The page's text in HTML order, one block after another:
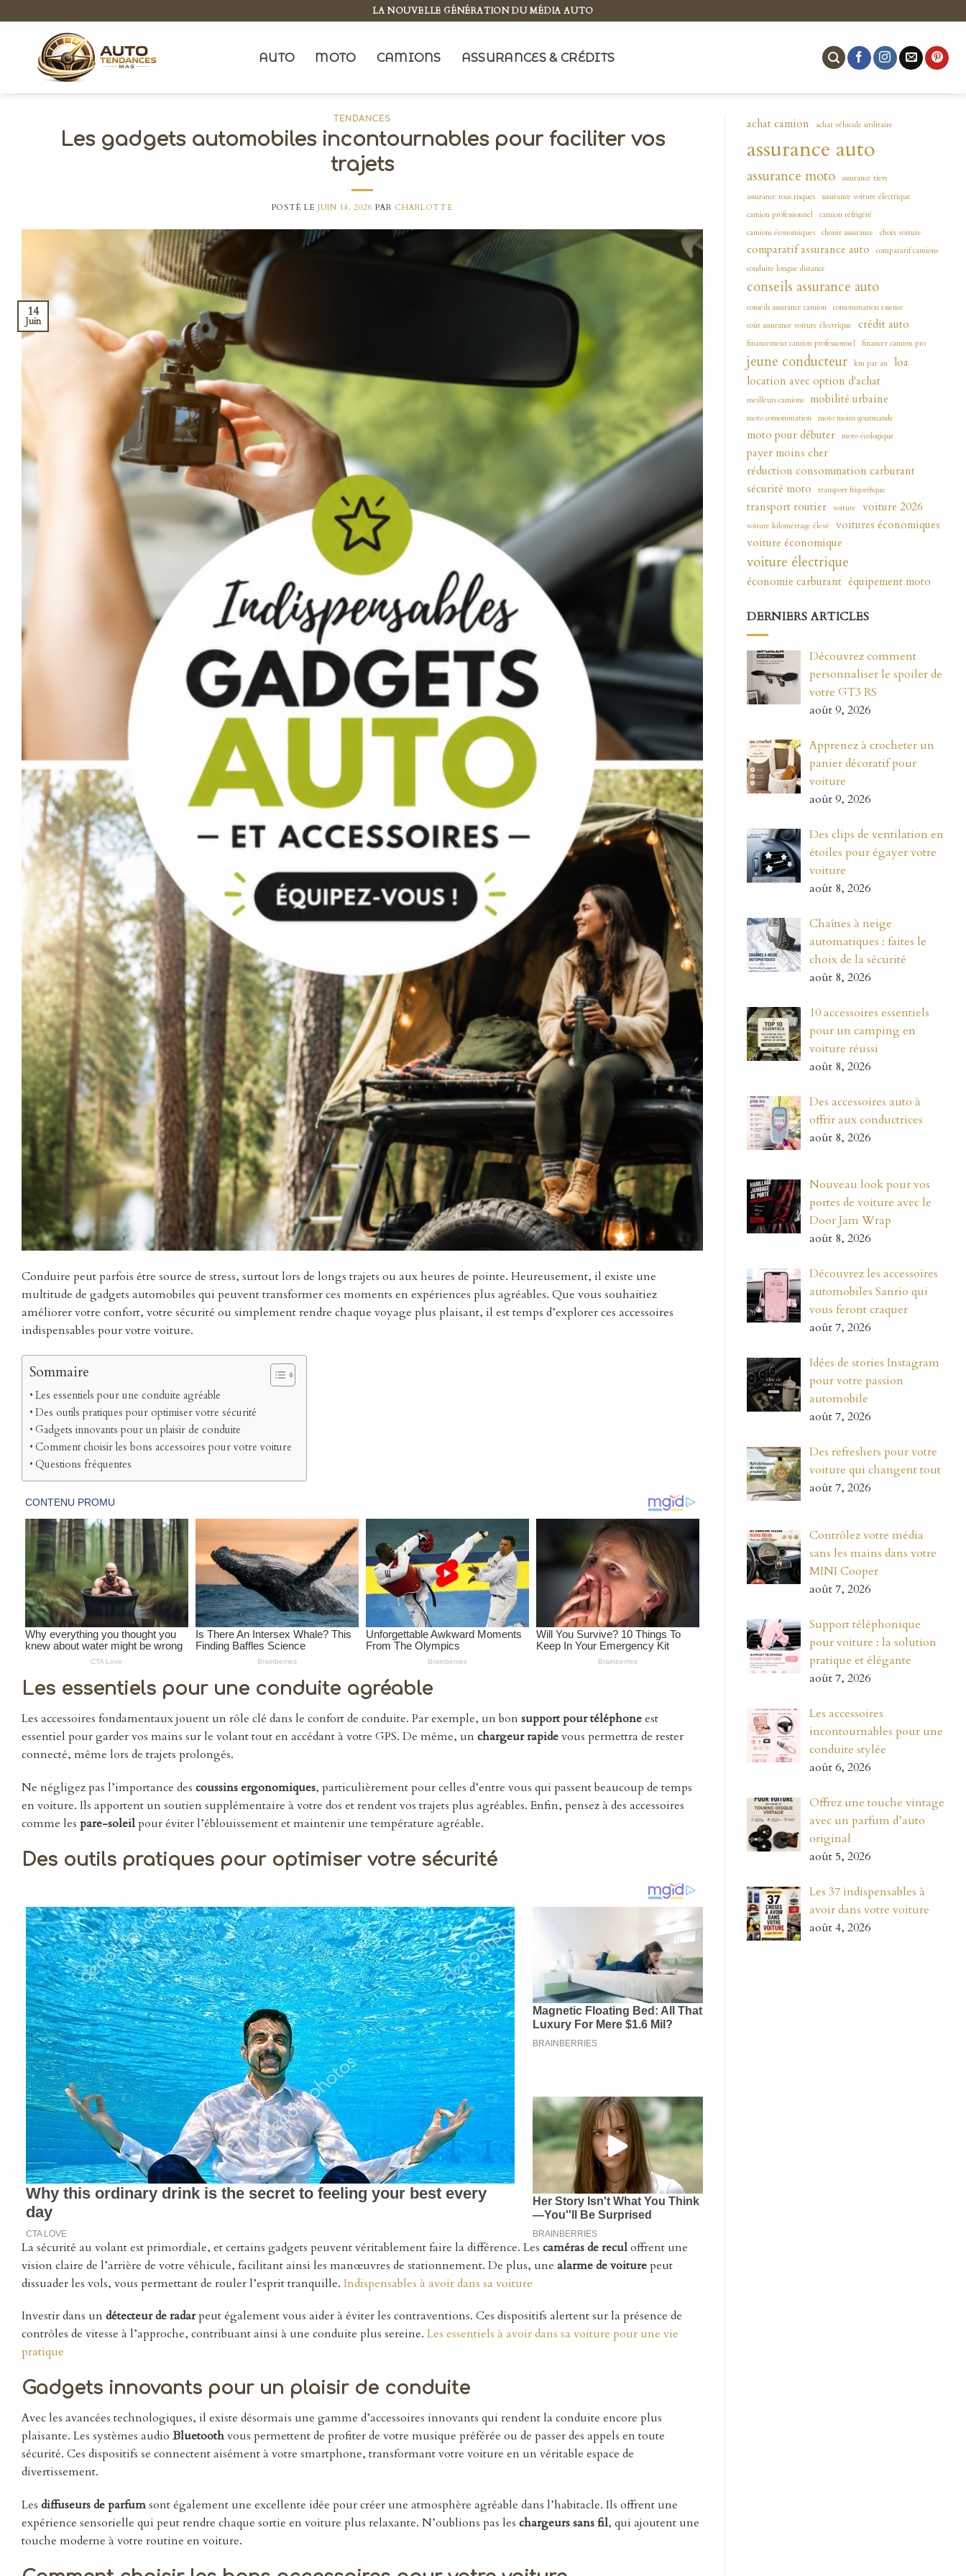
to
LA NOUVELLE GÉNÉRATION DU MÉDIA AUTO
AUTO MOTO CAMIONS ASSURANCES & CRÉDITS
TENDANCES
Les gadgets automobiles incontournables pour faciliter vos
trajets
POSTÉ LE JUIN 14, 2026 PAR CHARLOTTE
14
Juin
Conduire peut parfois être source de stress, surtout lors de longs trajets ou aux heures de pointe. Heureusement, il existe une
multitude de gadgets automobiles qui peuvent transformer ces moments en expériences plus agréables. Que vous souhaitiez
améliorer votre confort, votre sécurité ou simplement rendre chaque voyage plus plaisant, il est temps d’explorer ces accessoires
indispensables pour votre voiture.
Sommaire
Les essentiels pour une conduite agréable
Des outils pratiques pour optimiser votre sécurité
Gadgets innovants pour un plaisir de conduite
Comment choisir les bons accessoires pour votre voiture
Questions fréquentes
Les essentiels pour une conduite agréable
Les accessoires fondamentaux jouent un rôle clé dans le confort de conduite. Par exemple, un bonsupport pour téléphoneest
essentiel pour garder vos mains sur le volant tout en accédant à votre GPS. De même, unchargeur rapidevous permettra de rester
connecté, même lors de trajets prolongés.
Ne négligez pas l’importance des coussins ergonomiques, particulièrement pour celles d’entre vous qui passent beaucoup de temps
en voiture. Ils apportent un soutien supplémentaire à votre dos et rendent vos trajets plus agréables. Enfin, pensez à des accessoires
comme les pare-soleilpour éviter l’éblouissement et maintenir une température agréable.
Des outils pratiques pour optimiser votre sécurité
La sécurité au volant est primordiale, et certains gadgets peuvent véritablement faire la différence. Les caméras de reculoffrent une
vision claire de l’arrière de votre véhicule, facilitant ainsi les manœuvres de stationnement. De plus, une alarme de voiturepeut
dissuader les vols, vous permettant de rouler l’esprit tranquille. Indispensables à avoir dans sa voiture
Investir dans undétecteur de radarpeut également vous aider à éviter les contraventions. Ces dispositifs alertent sur la présence de
contrôles de vitesse à l’approche, contribuant ainsi à une conduite plus sereine. Les essentiels à avoir dans sa voiture pour une vie
pratique
Gadgets innovants pour un plaisir de conduite
Avec les avancées technologiques, il existe désormais une gamme d’accessoires innovants qui rendent la conduite encore plus
plaisante. Les systèmes audio Bluetoothvous permettent de profiter de votre musique préférée ou de passer des appels en toute
sécurité. Ces dispositifs se connectent aisément à votre smartphone, transformant votre voiture en un véritable espace de
divertissement.
Les diffuseurs de parfumsont également une excellente idée pour créer une atmosphère agréable dans l’habitacle. Ils offrent une
expérience sensorielle qui peut rendre chaque sortie en voiture plus relaxante. N’oublions pas les chargeurs sans fil, qui ajoutent une
touche moderne à votre routine en voiture.
achat camion achat véhicule utilitaire
assurance auto
assurance moto assurance tiers
assurance tous risques assurance voiture électrique
camion professionnel camion réfrigéré
camions économiques choisir assurance choix voiture
comparatif assurance auto
comparatif camions
conduite longue distance
conseils assurance auto
conseils assurance camion consommation essence
coût assurance voiture électrique
crédit auto
financement camion professionnel financer camion pro
jeune conducteur km par an
loa
location avec option d'achat
meilleurs camions mobilité urbaine
moto consommation moto moins gourmande
moto pour débuter moto écologique
payer moins cher
réduction consommation carburant
sécurité moto
transport frigorifique
transport routier voiture voiture 2026
voiture kilométrage élevé
voitures économiques
voiture économique
voiture électrique
économie carburant équipement moto
DERNIERS ARTICLES
Découvrez comment
personnaliser le spoiler de
votre GT3 RS
août 9, 2026
Apprenez à crocheter un
panier décoratif pour
voiture
août 9, 2026
Des clips de ventilation en
étoiles pour égayer votre
voiture
août 8, 2026
Chaînes à neige
automatiques : faites le
choix de la sécurité
août 8, 2026
10 accessoires essentiels
pour un camping en
voiture réussi
août 8, 2026
Des accessoires auto à
offrir aux conductrices
août 8, 2026
Nouveau look pour vos
portes de voiture avec le
Door Jam Wrap
août 8, 2026
Découvrez les accessoires
automobiles Sanrio qui
vous feront craquer
août 7, 2026
Idées de stories Instagram
pour votre passion
automobile
août 7, 2026
Des refreshers pour votre
voiture qui changent tout
août 7, 2026
Contrôlez votre média
sans les mains dans votre
MINI Cooper
août 7, 2026
Support téléphonique
pour voiture : la solution
pratique et élégante
août 7, 2026
Les accessoires
incontournables pour une
conduite stylée
août 6, 2026
Offrez une touche vintage
avec un parfum d’auto
original
août 5, 2026
Les 37 indispensables à
avoir dans votre voiture
août 4, 2026